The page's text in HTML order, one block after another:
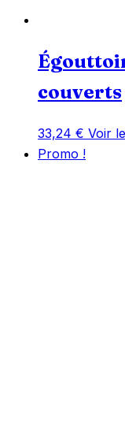
couverts
33,24 € Voir
Promo !